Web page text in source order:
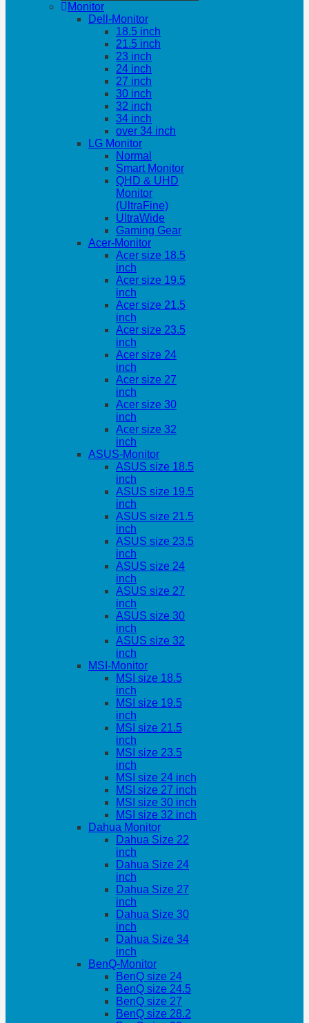
Monitor
Dell-Monitor
18.5 inch
21.5 inch
23 inch
24 inch
27 inch
30 inch
32 inch
34 inch
over 34 inch
LG Monitor
Normal
Smart Monitor
QHD & UHD
Monitor
(UltraFine)
UltraWide
Gaming Gear
Acer-Monitor
Acer size 18.5
inch
Acer size 19.5
inch
Acer size 21.5
inch
Acer size 23.5
inch
Acer size 24
inch
Acer size 27
inch
Acer size 30
inch
Acer size 32
inch
ASUS-Monitor
ASUS size 18.5
inch
ASUS size 19.5
inch
ASUS size 21.5
inch
ASUS size 23.5
inch
ASUS size 24
inch
ASUS size 27
inch
ASUS size 30
inch
ASUS size 32
inch
MSI-Monitor
MSI size 18.5
inch
MSI size 19.5
inch
MSI size 21.5
inch
MSI size 23.5
inch
MSI size 24 inch
MSI size 27 inch
MSI size 30 inch
MSI size 32 inch
Dahua Monitor
Dahua Size 22
inch
Dahua Size 24
inch
Dahua Size 27
inch
Dahua Size 30
inch
Dahua Size 34
inch
BenQ-Monitor
BenQ size 24
BenQ size 24.5
BenQ size 27
BenQ size 28.2